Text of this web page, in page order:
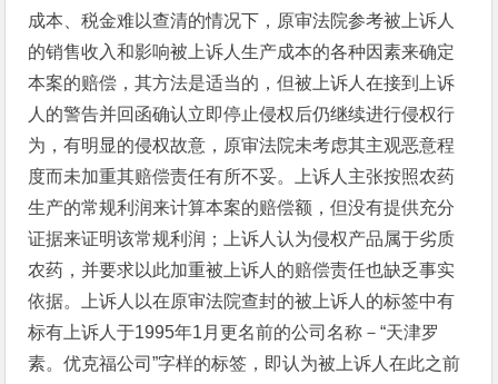
成本、税金难以查清的情况下，原审法院参考被上诉人
的销售收入和影响被上诉人生产成本的各种因素来确定
本案的赔偿，其方法是适当的，但被上诉人在接到上诉
人的警告并回函确认立即停止侵权后仍继续进行侵权行
为，有明显的侵权故意，原审法院未考虑其主观恶意程
度而未加重其赔偿责任有所不妥。上诉人主张按照农药
生产的常规利润来计算本案的赔偿额，但没有提供充分
证据来证明该常规利润；上诉人认为侵权产品属于劣质
农药，并要求以此加重被上诉人的赔偿责任也缺乏事实
依据。上诉人以在原审法院查封的被上诉人的标签中有
标有上诉人于1995年1月更名前的公司名称－“天津罗
素。优克福公司”字样的标签，即认为被上诉人在此之前